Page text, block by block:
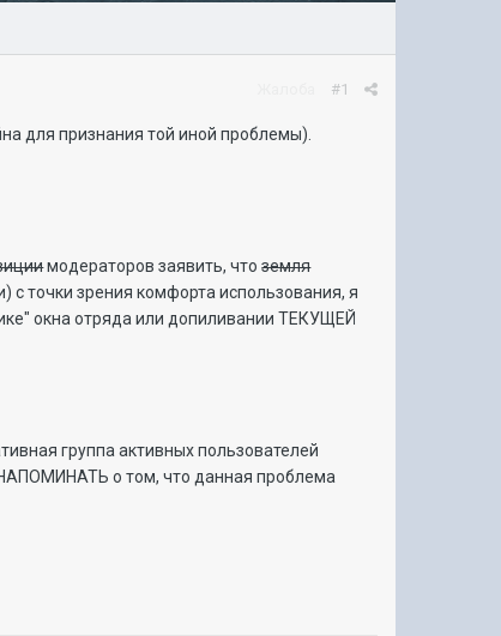
#1
для признания той иной проблемы).
модераторов заявить, чтоземля
точки зрения комфорта использования, я
окна отряда или допиливании ТЕКУЩЕЙ
группа активных пользователей
о том, что данная проблема